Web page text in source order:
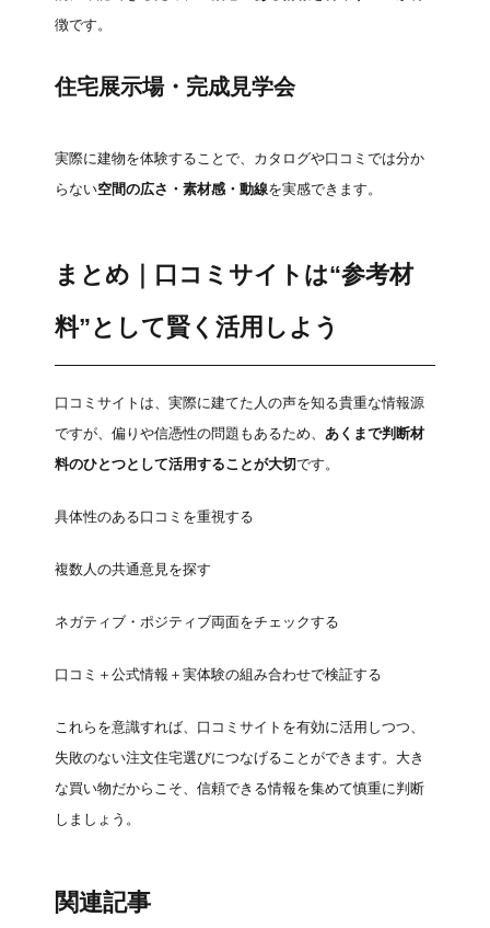
徴です。
住宅展示場・完成見学会
実際に建物を体験することで、カタログや口コミでは分か
らない空間の広さ・素材感・動線を実感できます。
まとめ｜口コミサイトは“参考材
料”として賢く活用しよう
口コミサイトは、実際に建てた人の声を知る貴重な情報源
ですが、偏りや信憑性の問題もあるため、 あくまで判断材
料のひとつとして活用することが大切です。
具体性のある口コミを重視する
複数人の共通意見を探す
ネガティブ・ポジティブ両面をチェックする
口コミ＋公式情報＋実体験の組み合わせで検証する
これらを意識すれば、口コミサイトを有効に活用しつつ、
失敗のない注文住宅選びにつなげることができます。大き
な買い物だからこそ、信頼できる情報を集めて慎重に判断
しましょう。
関連記事